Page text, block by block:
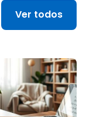
Ver todos